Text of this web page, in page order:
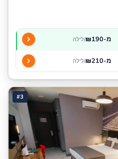
מ-₪190 /לילה
מ-₪210 /לילה
#3